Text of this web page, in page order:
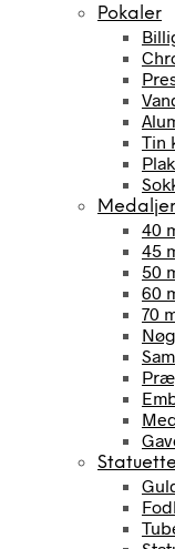
Pokaler
Tin
Medaljer
40
45
50
60
70